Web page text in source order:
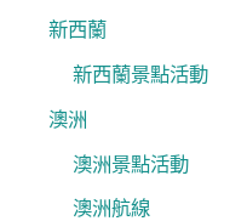
新西蘭
新西蘭景點活動
澳洲
澳洲景點活動
澳洲航線